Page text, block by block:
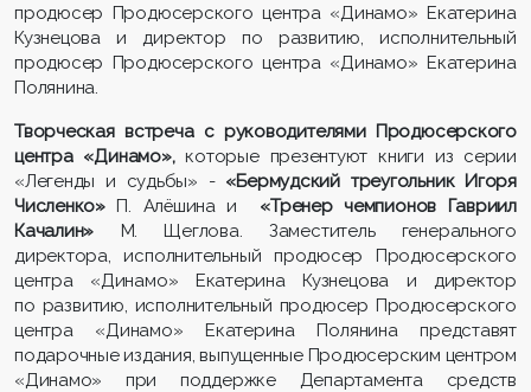
продюсер Продюсерского центра «Динамо» Екатерина
Кузнецова и директор по развитию, исполнительный
продюсер Продюсерского центра «Динамо» Екатерина
Полянина.
Творческая встреча с руководителями Продюсерского
центра «Динамо»,которые презентуют книги из серии
«Легенды и судьбы» - «Бермудский треугольник Игоря
Численко»П. Алёшина и «Тренер чемпионов Гавриил
Качалин» М. Щеглова. Заместитель генерального
директора, исполнительный продюсер Продюсерского
центра «Динамо» Екатерина Кузнецова и директор
по развитию, исполнительный продюсер Продюсерского
центра «Динамо» Екатерина Полянина представят
подарочные издания, выпущенные Продюсерским центром
«Динамо» при поддержке Департамента средств